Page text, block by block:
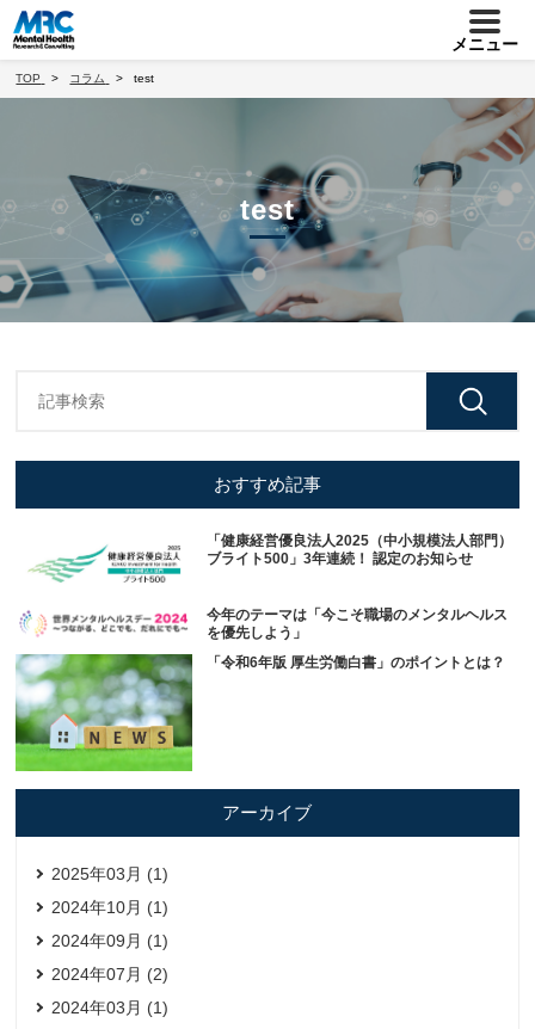
メニュー
TOP コラム test
test
おすすめ記事
「健康経営優良法人2025（中小規模法人部門）
ブライト500」3年連続！ 認定のお知らせ
今年のテーマは「今こそ職場のメンタルヘルス
を優先しよう」
「令和6年版 厚生労働白書」のポイントとは？
アーカイブ
2025年03月 (1)
2024年10月 (1)
2024年09月 (1)
2024年07月 (2)
2024年03月 (1)